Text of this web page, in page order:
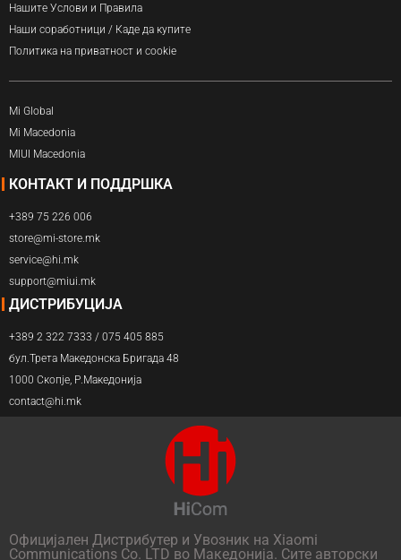
Нашите Услови и Правила
Наши соработници / Каде да купите
Политика на приватност и cookie
Mi Global
Mi Macedonia
MIUI Macedonia
КОНТАКТ И ПОДДРШКА
+389 75 226 006
store@mi-store.mk
service@hi.mk
support@miui.mk
ДИСТРИБУЦИЈА
+389 2 322 7333 / 075 405 885
бул.Трета Македонска Бригада 48
1000 Скопје, Р.Македонија
contact@hi.mk
Официјален Дистрибутер и Увозник на Xiaomi
Communications Co. LTD во Македонија. Сите авторски